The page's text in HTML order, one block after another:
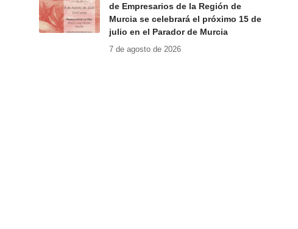
de Empresarios de la Región de
Murcia se celebrará el próximo 15 de
julio en el Parador de Murcia
7 de agosto de 2026